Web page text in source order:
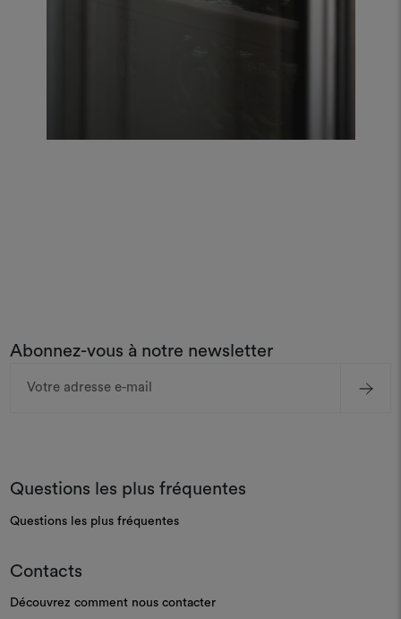
Abonnez-vous à notre newsletter
Questions les plus fréquentes
Questions les plus fréquentes
Contacts
Découvrez comment nous contacter